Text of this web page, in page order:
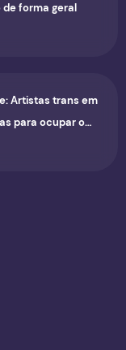
forma geral
Artistas trans em
para ocupar o